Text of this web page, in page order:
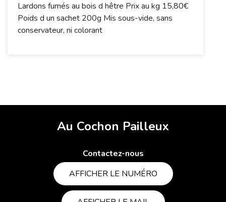
Lardons fumés au bois d hêtre Prix au kg 15,80€
Poids d un sachet 200g Mis sous-vide, sans
conservateur, ni colorant
Au Cochon Pailleux
Contactez-nous
AFFICHER LE NUMÉRO